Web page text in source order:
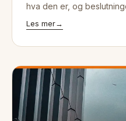
hva den er, og
Les mer→